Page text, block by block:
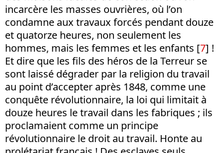
incarcère les masses ouvrières, où l’on
condamne aux travaux forcés pendant douze
et quatorze heures, non seulement les
hommes, mais les femmes et les enfants [7] !
Et dire que les fils des héros de la Terreur se
sont laissé dégrader par la religion du travail
au point d’accepter après 1848, comme une
conquête révolutionnaire, la loi qui limitait à
douze heures le travail dans les fabriques ; ils
proclamaient comme un principe
révolutionnaire le droit au travail. Honte au